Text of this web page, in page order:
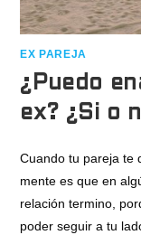
EX PAREJA
¿Puedo
ex? ¿Si o
Cuando tu pareja te
mente es que en
relación termino,
poder seguir a tu